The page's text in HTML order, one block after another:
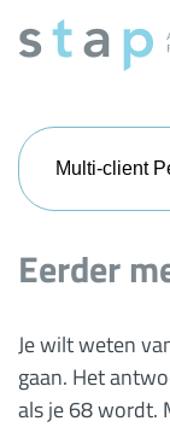
en
naar
Multi-client
Eerder
Je wilt weten
gaan. Het
als je 68 wordt.